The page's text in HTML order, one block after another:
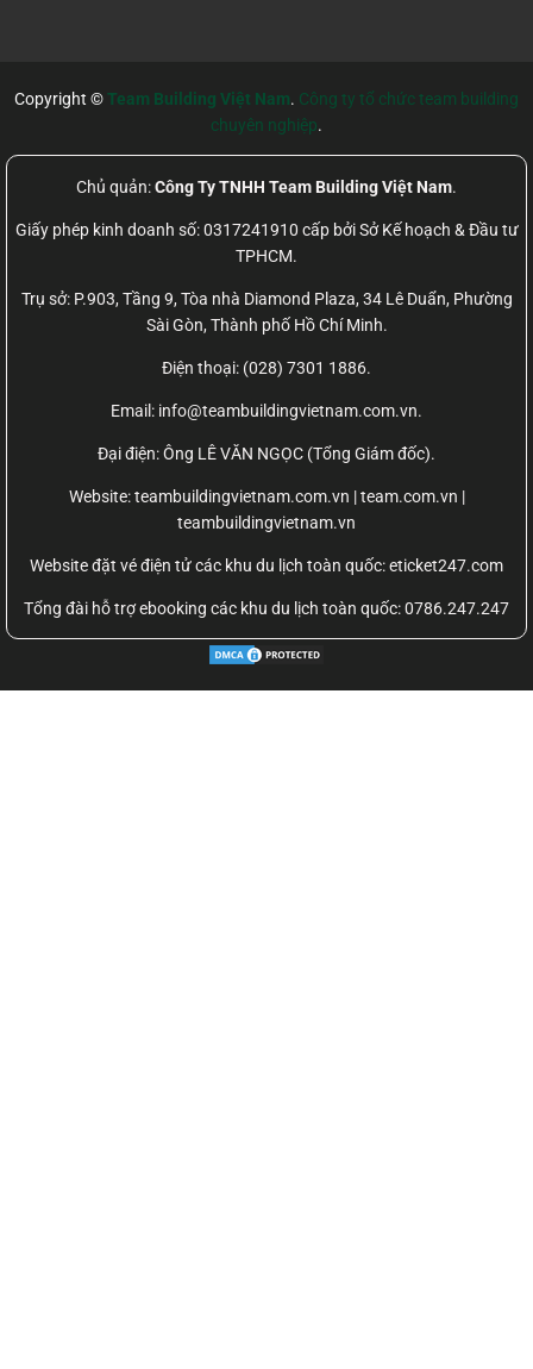
Copyright ©Team Building Việt Nam. Công ty tổ chức team building
chuyên nghiệp.
Chủ quản:Công Ty TNHH Team Building Việt Nam.
Giấy phép kinh doanh số: 0317241910 cấp bởi Sở Kế hoạch & Đầu tư
TPHCM.
Trụ sở: P.903, Tầng 9, Tòa nhà Diamond Plaza, 34 Lê Duẩn, Phường
Sài Gòn, Thành phố Hồ Chí Minh.
Điện thoại: (028) 7301 1886.
Email: info@teambuildingvietnam.com.vn.
Đại điện: Ông LÊ VĂN NGỌC (Tổng Giám đốc).
Website:teambuildingvietnam.com.vn | team.com.vn |
teambuildingvietnam.vn
Website đặt vé điện tử các khu du lịch toàn quốc: eticket247.com
Tổng đài hỗ trợ ebooking các khu du lịch toàn quốc: 0786.247.247